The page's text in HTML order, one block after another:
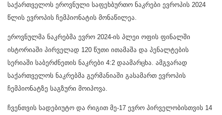
საქართველოს ეროვნული საფეხბურთო ნაკრები ევროპის 2024
წლის ევროპის ჩემპიონატის მონაწილეა.
ეროვნულმა ნაკრებმა ევრო 2024-ის პლეი ოფის ფინალში
ისტორიაში პირველად 120 წუთი ითამაშა და პენალტების
სერიაში საბერძნეთის ნაკრები 4:2 დაამარცხა. ამგვარად
საქართველოს ნაკრებმა გერმანიაში გასამართ ევროპის
ჩემპიონატზე საგზური მოიპოვა.
ჩვენთვის სადებიუტო და რიგით მე-17 ევრო პირველობისთვის 14